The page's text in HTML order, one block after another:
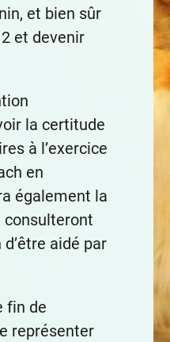
et bien sûr
et devenir
la certitude
à l’exercice
en
également la
aidé par
fin de
représenter